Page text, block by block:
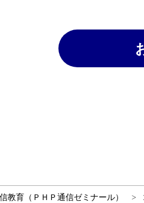
教育（ＰＨＰ通信ゼミナール）